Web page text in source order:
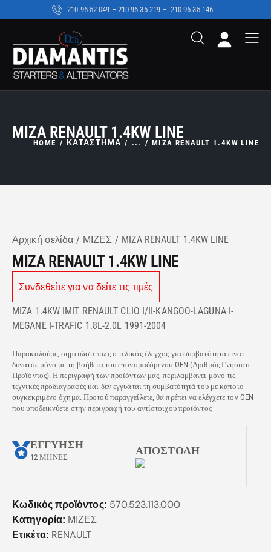
210 96 52 049 – 210 96 35 219 – 210 96 35 146
MIZA RENAULT 1.4KW LINE
HOME ΚΑΤΑΣΤΗΜΑ ... MIZA RENAULT 1.4KW LINE
Αρχική σελίδα ΜΙΖΕΣ MIZA RENAULT 1.4KW LINE
MIZA RENAULT 1.4KW LINE
Συνδεθείτε για να δείτε τις τιμές
MIZA 1.4KW IMIT RENAULT CLIO I/II-KANGOO-LAGUNA I-
MEGANE I-TRAFIC 1.8L-2.0L 1991-2004
Παρακαλούμε, σημειώστε πως ο τελικός έλεγχος για συμβατότητα είναι
δυνατός μόνο με τη βοήθεια του επονομαζόμενου OEN (Αριθμός Γνήσιου
Προϊόντος). Η περιγραφή των προϊόντων μας, περιλαμβάνει μόνο τις
τεχνικές προδιαγραφές και δεν εγγυάται τη συμβατότητά του με κάποιο
συγκεκριμένο όχημα. Προτού παραγγείλετε, θα πρέπει να ελέγχετε τον OEN
που υποδεικνύετε στην περιγραφή του αντίστοιχου προϊόντος
ΕΓΓΥΗΣΗ
12 ΜΗΝΕΣ
ΑΠΟΣΤΟΛΗ
Κωδικός προϊόντος: 570.523.113.000
Κατηγορία: ΜΙΖΕΣ
Ετικέτα: RENAULT